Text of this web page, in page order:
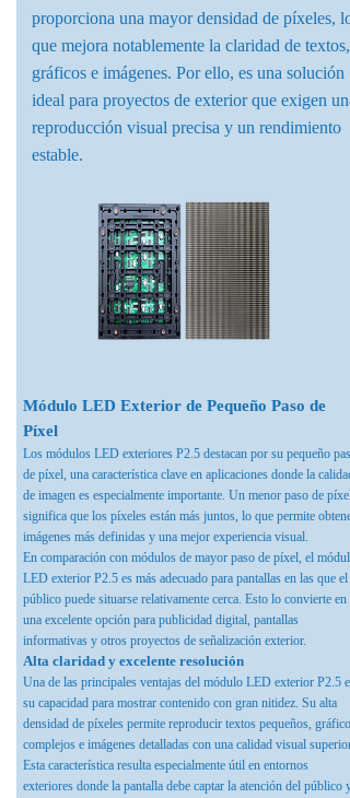
proporciona una mayor densidad de píxeles, lo
que mejora notablemente la claridad de textos,
gráficos e imágenes. Por ello, es una solución
ideal para proyectos de exterior que exigen una
reproducción visual precisa y un rendimiento
estable.
Módulo LED Exterior de Pequeño Paso de
Píxel
Los módulos LED exteriores P2.5 destacan por su pequeño paso
de píxel, una característica clave en aplicaciones donde la calidad
de imagen es especialmente importante. Un menor paso de píxel
significa que los píxeles están más juntos, lo que permite obtener
imágenes más definidas y una mejor experiencia visual.
En comparación con módulos de mayor paso de píxel, el módulo
LED exterior P2.5 es más adecuado para pantallas en las que el
público puede situarse relativamente cerca. Esto lo convierte en
una excelente opción para publicidad digital, pantallas
informativas y otros proyectos de señalización exterior.
Alta claridad y excelente resolución
Una de las principales ventajas del módulo LED exterior P2.5 es
su capacidad para mostrar contenido con gran nitidez. Su alta
densidad de píxeles permite reproducir textos pequeños, gráficos
complejos e imágenes detalladas con una calidad visual superior.
Esta característica resulta especialmente útil en entornos
exteriores donde la pantalla debe captar la atención del público y